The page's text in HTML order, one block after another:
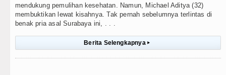
mendukung pemulihan kesehatan. Namun, Michael Aditya (32)
membuktikan lewat kisahnya. Tak pernah sebelumnya terlintas di
benak pria asal Surabaya ini, . . .
Berita Selengkapnya ▸